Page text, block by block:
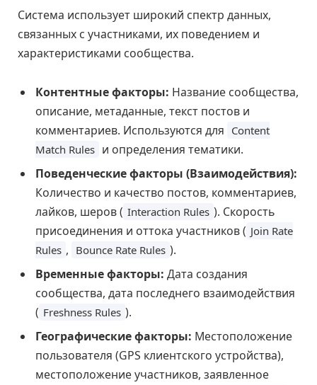
Система использует широкий спектр данных,
связанных с участниками, их поведением и
характеристиками сообщества.
Контентные факторы: Название сообщества,
описание, метаданные, текст постов и
комментариев. Используются для Content
Match Rules и определения тематики.
Поведенческие факторы (Взаимодействия):
Количество и качество постов, комментариев,
лайков, шеров ( Interaction Rules ). Скорость
присоединения и оттока участников ( Join Rate
Rules , Bounce Rate Rules ).
Временные факторы: Дата создания
сообщества, дата последнего взаимодействия
( Freshness Rules ).
Географические факторы: Местоположение
пользователя (GPS клиентского устройства),
местоположение участников, заявленное